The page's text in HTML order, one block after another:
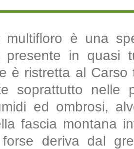
multifloro è una
presente in quasi
è ristretta al
soprattutto nelle
ed ombrosi,
fascia montana
deriva dal